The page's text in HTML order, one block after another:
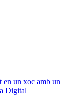
en un xoc amb un
Digital